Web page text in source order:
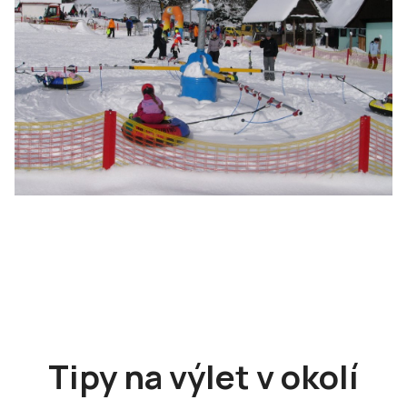
Tipy na výlet v okolí